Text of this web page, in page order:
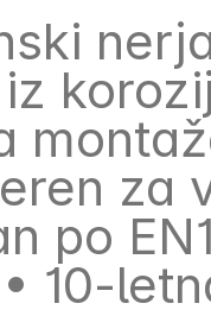
iz
za
po
• 10-